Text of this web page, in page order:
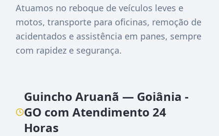
Atuamos no reboque de veículos leves e
motos, transporte para oficinas, remoção de
acidentados e assistência em panes, sempre
com rapidez e segurança.
Guincho Aruanã — Goiânia -
GO com Atendimento 24
Horas